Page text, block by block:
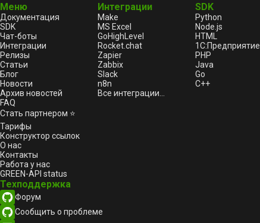
Меню
Документация
SDK
Чат-боты
Интеграции
Релизы
Статьи
Блог
Новости
Архив новостей
FAQ
Стать партнером ⭐
Тарифы
Конструктор ссылок
О нас
Контакты
Работа у нас
GREEN-API status
Интеграции
Make
MS Excel
GoHighLevel
Rocket.chat
Zapier
Zabbix
Slack
n8n
Все интеграции...
SDK
Python
Node.js
HTML
1С:Предприятие
PHP
Java
Go
C++
Техподдержка
Форум
Сообщить о проблеме